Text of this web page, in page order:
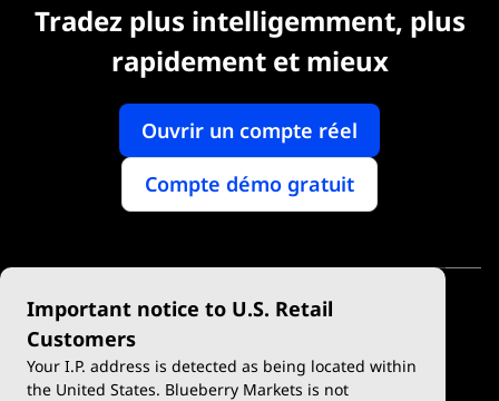
Tradez plus intelligemment, plus
rapidement et mieux
Ouvrir un compte réel
Compte démo gratuit
Important notice to U.S. Retail
Customers
Your I.P. address is detected as being located within
the United States. Blueberry Markets is not